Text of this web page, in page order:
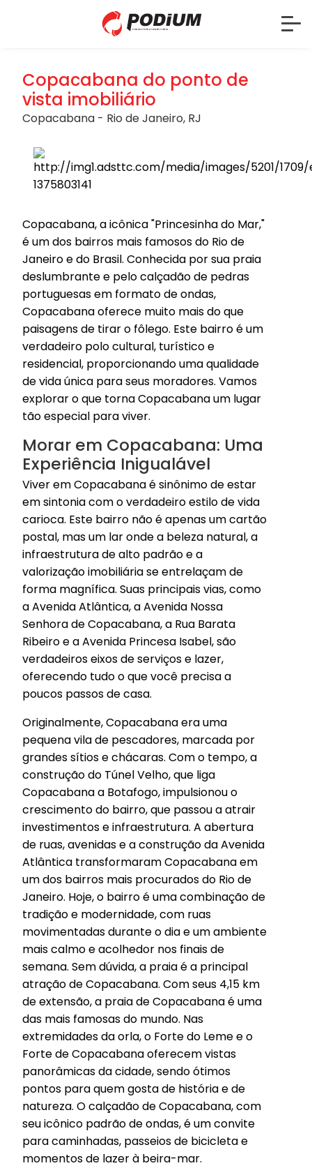
Copacabana do ponto de
vista imobiliário
Copacabana - Rio de Janeiro, RJ
Copacabana, a icônica "Princesinha do Mar,"
é um dos bairros mais famosos do Rio de
Janeiro e do Brasil. Conhecida por sua praia
deslumbrante e pelo calçadão de pedras
portuguesas em formato de ondas,
Copacabana oferece muito mais do que
paisagens de tirar o fôlego. Este bairro é um
verdadeiro polo cultural, turístico e
residencial, proporcionando uma qualidade
de vida única para seus moradores. Vamos
explorar o que torna Copacabana um lugar
tão especial para viver.
Morar em Copacabana: Uma
Experiência Inigualável
Viver em Copacabana é sinônimo de estar
em sintonia com o verdadeiro estilo de vida
carioca. Este bairro não é apenas um cartão
postal, mas um lar onde a beleza natural, a
infraestrutura de alto padrão e a
valorização imobiliária se entrelaçam de
forma magnífica. Suas principais vias, como
a Avenida Atlântica, a Avenida Nossa
Senhora de Copacabana, a Rua Barata
Ribeiro e a Avenida Princesa Isabel, são
verdadeiros eixos de serviços e lazer,
oferecendo tudo o que você precisa a
poucos passos de casa.
Originalmente, Copacabana era uma
pequena vila de pescadores, marcada por
grandes sítios e chácaras. Com o tempo, a
construção do Túnel Velho, que liga
Copacabana a Botafogo, impulsionou o
crescimento do bairro, que passou a atrair
investimentos e infraestrutura. A abertura
de ruas, avenidas e a construção da Avenida
Atlântica transformaram Copacabana em
um dos bairros mais procurados do Rio de
Janeiro. Hoje, o bairro é uma combinação de
tradição e modernidade, com ruas
movimentadas durante o dia e um ambiente
mais calmo e acolhedor nos finais de
semana. Sem dúvida, a praia é a principal
atração de Copacabana. Com seus 4,15 km
de extensão, a praia de Copacabana é uma
das mais famosas do mundo. Nas
extremidades da orla, o Forte do Leme e o
Forte de Copacabana oferecem vistas
panorâmicas da cidade, sendo ótimos
pontos para quem gosta de história e de
natureza. O calçadão de Copacabana, com
seu icônico padrão de ondas, é um convite
para caminhadas, passeios de bicicleta e
momentos de lazer à beira-mar.